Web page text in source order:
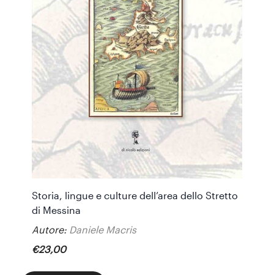
Storia, lingue e culture dell’area dello Stretto
di Messina
Autore: Daniele Macris
€23,00